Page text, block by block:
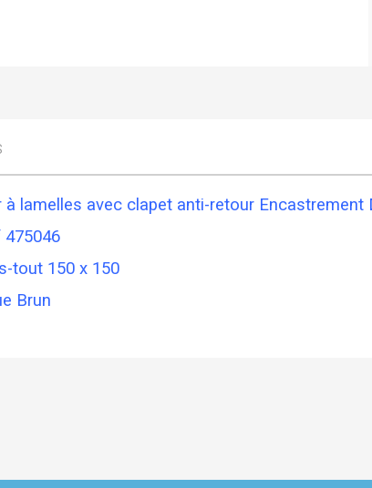
à lamelles avec clapet anti-retour Encastrement
475046
tout 150 x 150
Brun